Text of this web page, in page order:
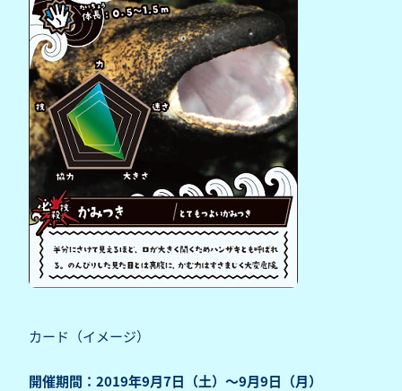
カード（イメージ）
開催期間：2019年9月7日（土）～9月9日（月）